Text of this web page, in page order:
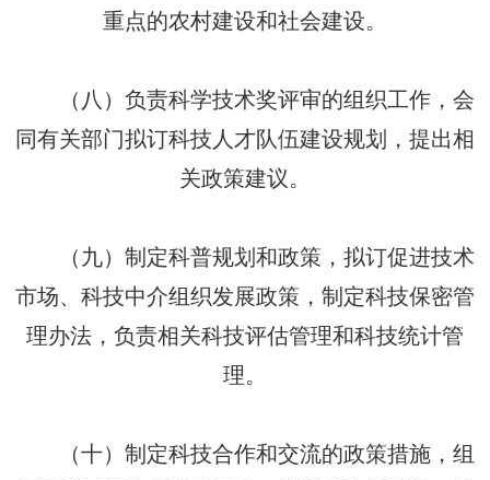
重点的农村建设和社会建设。
（八）负责科学技术奖评审的组织工作，会
同有关部门拟订科技人才队伍建设规划，提出相
关政策建议。
（九）制定科普规划和政策，拟订促进技术
市场、科技中介组织发展政策，制定科技保密管
理办法，负责相关科技评估管理和科技统计管
理。
（十）制定科技合作和交流的政策措施，组